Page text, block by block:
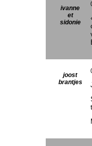
ivanne
et
sidonie
joost
brantjes